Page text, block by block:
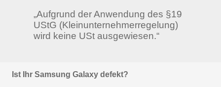
„Aufgrund der Anwendung des §19
UStG (Kleinunternehmerregelung)
wird keine USt ausgewiesen.“
Ist Ihr Samsung Galaxy defekt?